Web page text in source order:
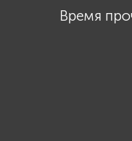
Время